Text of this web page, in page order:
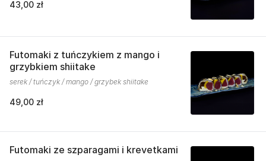
43,00 zł
Futomaki z tuńczykiem z mango i
grzybkiem shiitake
serek / tuńczyk / mango / grzybek shiitake
49,00 zł
Futomaki ze szparagami i krevetkami